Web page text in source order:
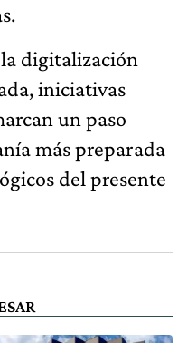
digitalización
iniciativas
un paso
más preparada
del presente